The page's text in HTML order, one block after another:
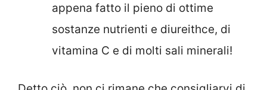
appena fatto il pieno di ottime
sostanze nutrienti e diureithce, di
vitamina C e di molti sali minerali!